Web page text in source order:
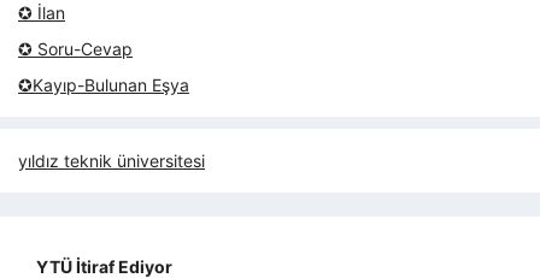
✪ İlan
✪ Soru-Cevap
✪Kayıp-Bulunan Eşya
yıldız teknik üniversitesi
YTÜ İtiraf Ediyor